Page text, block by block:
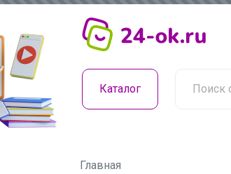
Каталог
Главная